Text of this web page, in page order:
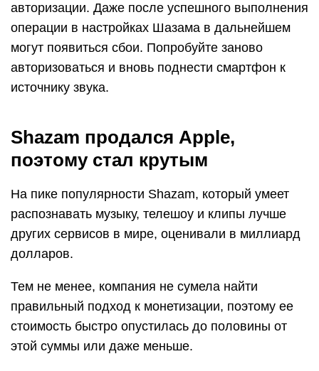
авторизации. Даже после успешного выполнения
операции в настройках Шазама в дальнейшем
могут появиться сбои. Попробуйте заново
авторизоваться и вновь поднести смартфон к
источнику звука.
Shazam продался Apple,
поэтому стал крутым
На пике популярности Shazam, который умеет
распознавать музыку, телешоу и клипы лучше
других сервисов в мире, оценивали в миллиард
долларов.
Тем не менее, компания не сумела найти
правильный подход к монетизации, поэтому ее
стоимость быстро опустилась до половины от
этой суммы или даже меньше.